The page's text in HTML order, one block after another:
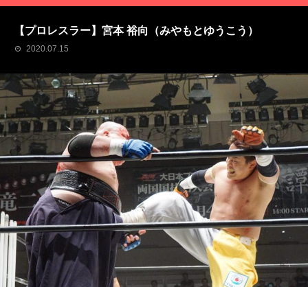
【プロレスラー】宮本 裕向（みやもとゆうこう）
2020.07.15